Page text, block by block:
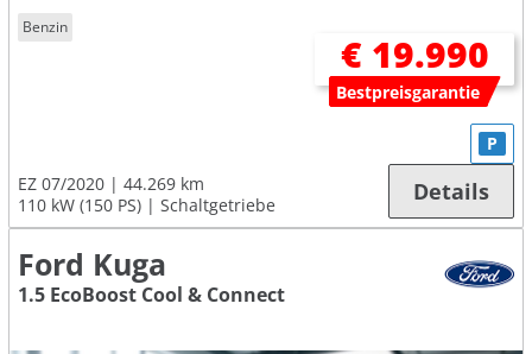
Benzin
€ 19.990
Bestpreisgarantie
EZ 07/2020
44.269 km
110 kW (150 PS)
Schaltgetriebe
P
Details
Ford Kuga
1.5 EcoBoost Cool & Connect